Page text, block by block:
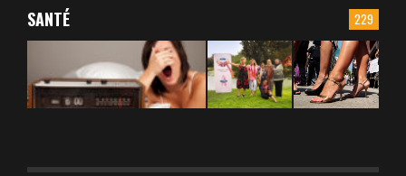
229
SANTÉ